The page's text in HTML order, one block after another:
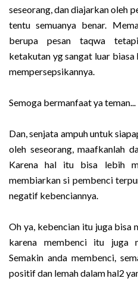
seseorang, dan diajarkan oleh
tentu semuanya benar.
berupa pesan taqwa
ketakutan yg sangat luar
mempersepsikannya.
Semoga bermanfaat ya teman...
Dan, senjata ampuh untuk
oleh seseorang, maafkanlah
Karena hal itu bisa lebih
membiarkan si pembenci
negatif kebenciannya.
Oh ya, kebencian itu juga bisa
karena membenci itu juga
Semakin anda membenci,
positif dan lemah dalam hal2